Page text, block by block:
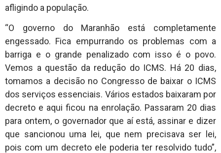
afligindo a população.
“O governo do Maranhão está completamente
engessado. Fica empurrando os problemas com a
barriga e o grande penalizado com isso é o povo.
Vemos a questão da redução do ICMS. Há 20 dias,
tomamos a decisão no Congresso de baixar o ICMS
dos serviços essenciais. Vários estados baixaram por
decreto e aqui ficou na enrolação. Passaram 20 dias
para ontem, o governador que aí está, assinar e dizer
que sancionou uma lei, que nem precisava ser lei,
pois com um decreto ele poderia ter resolvido tudo”,